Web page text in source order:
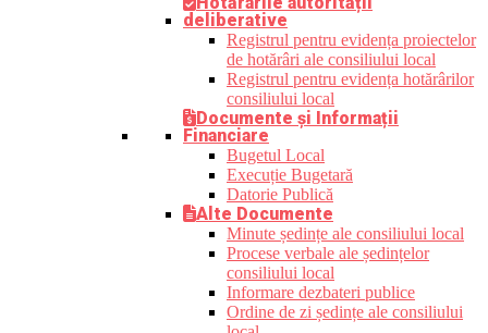
deliberative
Registrul pentru evidența proiectelor
de hotărâri ale consiliului local
Registrul pentru evidența hotărârilor
consiliului local
Documente și Informații
Financiare
Bugetul Local
Execuție Bugetară
Datorie Publică
Alte Documente
Minute ședințe ale consiliului local
Procese verbale ale ședințelor
consiliului local
Informare dezbateri publice
Ordine de zi ședințe ale consiliului